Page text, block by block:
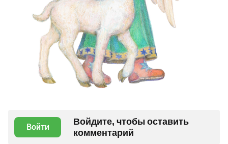
Войти
Войдите, чтобы оставить
комментарий